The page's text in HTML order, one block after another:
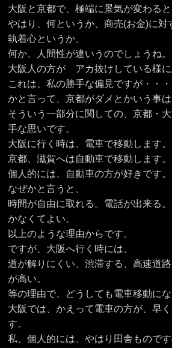
大阪と京都で、極端に景気が変わると
やはり、何というか、商売(お金)に対
執着心というか、
何か、人間性が違いうのでしょうね。
大阪人の方が アカ抜けしている様に
これは、私の勝手な偏見ですが・・・
かと言って、京都がダメとかいう事は
そういう一部分に関しての、京都・
手な思いです。
大阪に行く時は、電車で移動します。
京都、滋賀へは自動車で移動します。
個人的には、自動車の方が好きです。
なぜかと言うと、
時間が自由に取れる。電話が出来る
かなくてよい。
以上のような理由からです。
ですが、大阪へ行く時には、
道が解りにくい、渋滞する、高速道
が高い。
等の理由で、どうしても電車移動にな
大阪では、かえって電車の方が、早
す。
私、個人的には、やはり田舎もので